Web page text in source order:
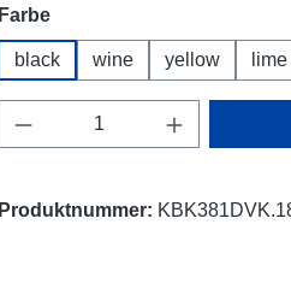
Farbeauswählen
black wine yellow lime
Produkt Anzahl: Gib
Produktnummer: